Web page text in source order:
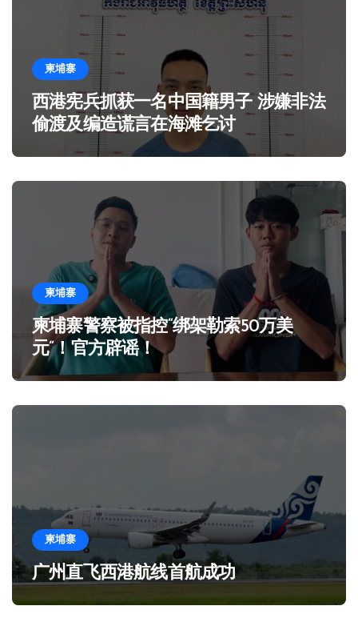
柬埔寨
西港宪兵抓获一名中国籍男子 涉嫌非法
偷渡及编造谎言在海滩乞讨
柬埔寨
柬埔寨警察被指控“绑架勒索50万美
元”！官方辟谣！
柬埔寨
广州直飞西港航线首航成功